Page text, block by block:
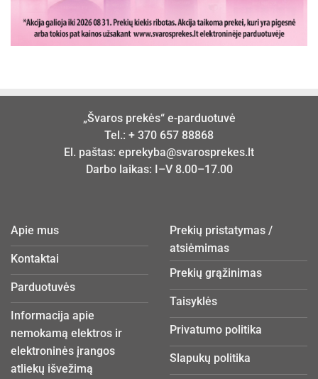
„Švaros prekės“ e-parduotuvė
Tel.: + 370 657 88868
El. paštas: eprekyba@svarosprekes.lt
Darbo laikas: I–V 8.00–17.00
Apie mus
Kontaktai
Parduotuvės
Informacija apie
nemokamą elektros ir
elektroninės įrangos
atliekų išvežimą
Prekių pristatymas /
atsiėmimas
Prekių grąžinimas
Taisyklės
Privatumo politika
Slapukų politika